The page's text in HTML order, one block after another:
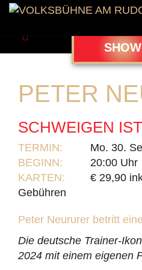
Zurück SHOW
PETER
SCHWEIGEN
TERMIN:
Mo. 30.
BEGINN:
20:00 Uhr
KARTEN:
€ 29,90
Gebühren
Peter Neururer betritt
Die deutsche Trainer-
2024 mit einem eigenen